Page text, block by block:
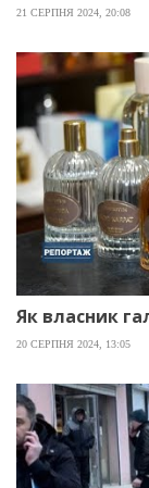
21 СЕРПНЯ 2024, 20:08
Як власник
20 СЕРПНЯ 2024, 13:05